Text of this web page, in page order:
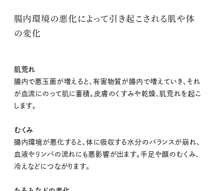
腸内環境の悪化によって引き起こされる肌や体
の変化
肌荒れ
腸内で悪玉菌が増えると、有害物質が腸内で増えていき、それ
が血流にのって肌に蓄積。皮膚のくすみや乾燥、肌荒れを起こ
します。
むくみ
腸内環境が悪化すると、体に吸収する水分のバランスが崩れ、
血液やリンパの流れにも悪影響が出ます。手足や顔のむくみ、
冷えなどにつながります。